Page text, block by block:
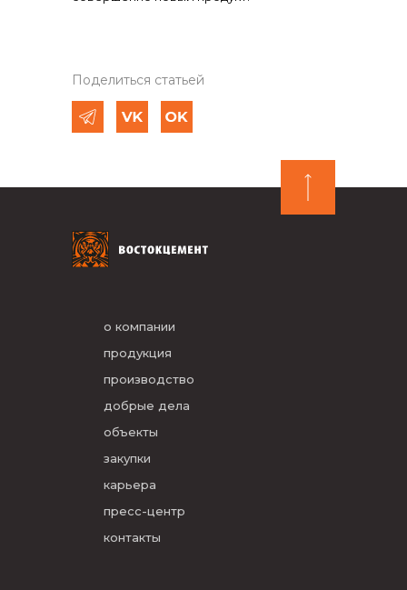
Поделиться статьей
о компании
продукция
производство
добрые дела
объекты
закупки
карьера
пресс-центр
контакты